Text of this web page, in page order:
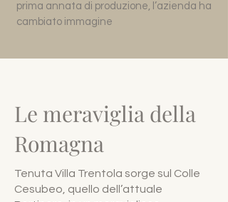
prima annata di produzione, l’azienda ha
cambiato immagine
Le meraviglia della
Romagna
Tenuta Villa Trentola sorge sul Colle
Cesubeo, quello dell’attuale